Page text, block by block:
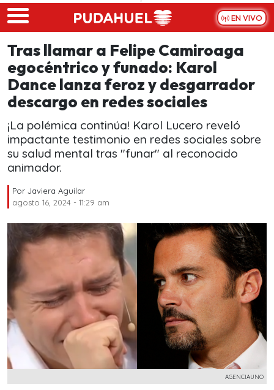
Skip to main content
EN VIVO
Tras llamar a Felipe Camiroaga
egocéntrico y funado: Karol
Dance lanza feroz y desgarrador
descargo en redes sociales
¡La polémica continúa! Karol Lucero reveló
impactante testimonio en redes sociales sobre
su salud mental tras "funar" al reconocido
animador.
Por Javiera Aguilar
agosto 16, 2024 - 11:29 am
AGENCIAUNO